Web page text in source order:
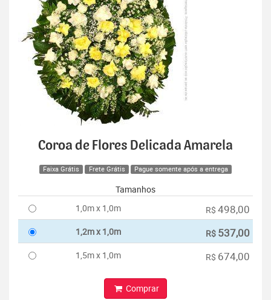
Coroa de Flores Delicada Amarela
Faixa Grátis Frete Grátis Pague somente após a entrega
Tamanhos
1,0m x 1,0m
R$ 498,00
1,2m x 1,0m R$ 537,00
1,5m x 1,0m R$ 674,00
Comprar